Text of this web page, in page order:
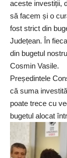
aceste investiții,
să facem și o
fost strict din
Județean. În
din bugetul
Cosmin Vasile.
Președintele
că suma
poate trece cu
bugetul alocat